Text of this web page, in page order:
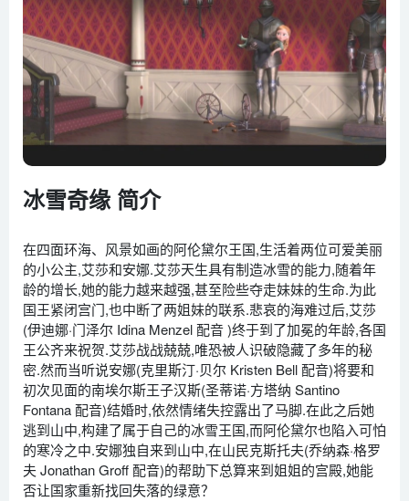
冰雪奇缘 简介
在四面环海、风景如画的阿伦黛尔王国,生活着两位可爱美丽
的小公主,艾莎和安娜.艾莎天生具有制造冰雪的能力,随着年
龄的增长,她的能力越来越强,甚至险些夺走妹妹的生命.为此
国王紧闭宫门,也中断了两姐妹的联系.悲哀的海难过后,艾莎
(伊迪娜·门泽尔 Idina Menzel 配音 )终于到了加冕的年龄,各国
王公齐来祝贺.艾莎战战兢兢,唯恐被人识破隐藏了多年的秘
密.然而当听说安娜(克里斯汀·贝尔 Kristen Bell 配音)将要和
初次见面的南埃尔斯王子汉斯(圣蒂诺·方塔纳 Santino
Fontana 配音)结婚时,依然情绪失控露出了马脚.在此之后她
逃到山中,构建了属于自己的冰雪王国,而阿伦黛尔也陷入可怕
的寒冷之中.安娜独自来到山中,在山民克斯托夫(乔纳森·格罗
夫 Jonathan Groff 配音)的帮助下总算来到姐姐的宫殿,她能
否让国家重新找回失落的绿意？